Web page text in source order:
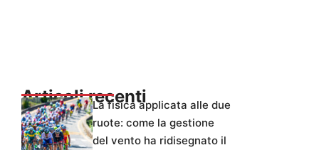
Articoli recentiLa fisica applicata alle due
ruote: come la gestione
del vento ha ridisegnato il